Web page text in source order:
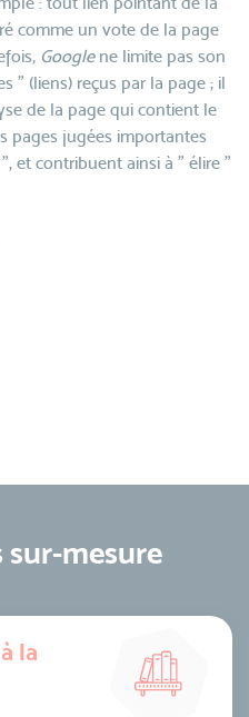
comme un vote de la page
Googlene limite pas son
" (liens) reçus par la page ; il
de la page qui contient le
pages jugées importantes
et contribuent ainsi à " élire "
sur-mesure
la